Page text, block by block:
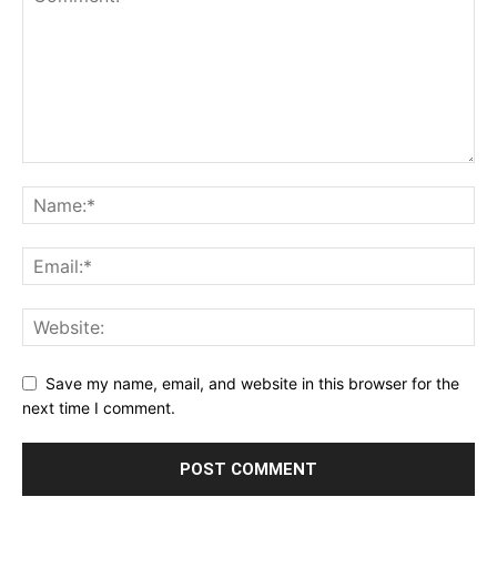
Save my name, email, and website in this browser for the
next time I comment.